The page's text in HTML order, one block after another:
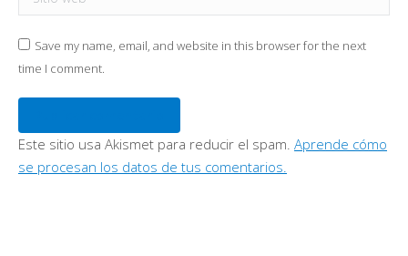
Save my name, email, and website in this browser for the next
time I comment.
Este sitio usa Akismet para reducir el spam. Aprende cómo
se procesan los datos de tus comentarios.